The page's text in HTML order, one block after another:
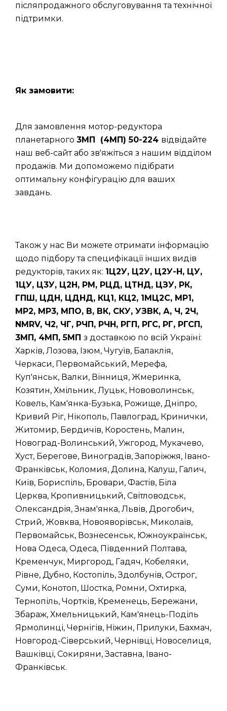
післяпродажного обслуговування та технічної
підтримки.
Як замовити:
Для замовлення мотор-редуктора
планетарного 3МП (4МП) 50-224 відвідайте
наш веб-сайт або зв'яжіться з нашим відділом
продажів. Ми допоможемо підібрати
оптимальну конфігурацію для ваших
завдань.
Також у нас Ви можете отримати інформацію
щодо підбору та специфікації інших видів
редукторів, таких як: 1Ц2У, Ц2У, Ц2У-Н, ЦУ,
1ЦУ, Ц3У, Ц2Н, РМ, РЦД, ЦТНД, ЦЗУ, РК,
ГПШ, ЦДН, ЦДНД, КЦ1, КЦ2, 1МЦ2С, МР1,
МР2, МР3, МПО, В, ВК, СКУ, УЗВК, А, Ч, 2Ч,
NMRV, Ч2, ЧГ, РЧП, РЧН, РГП, РГС, РГ, РГСП,
3МП, 4МП, 5МП з доставкою по всій Україні:
Харків, Лозова, Ізюм, Чугуїв, Балаклія,
Черкаси, Первомайський, Мерефа,
Куп'янськ, Валки, Вінниця, Жмеринка,
Козятин, Хмільник, Луцьк, Нововолинськ,
Ковель, Кам'янка-Бузька, Рожище, Дніпро,
Кривий Ріг, Нікополь, Павлоград, Кринички,
Житомир, Бердичів, Коростень, Малин,
Новоград-Волинський, Ужгород, Мукачево,
Хуст, Берегове, Виноградів, Запоріжжя, Івано-
Франківськ, Коломия, Долина, Калуш, Галич,
Київ, Бориспіль, Бровари, Фастів, Біла
Церква, Кропивницький, Світловодськ,
Олександрія, Знам'янка, Львів, Дрогобич,
Стрий, Жовква, Новояворівськ, Миколаїв,
Первомайськ, Вознесенськ, Южноукраїнськ,
Нова Одеса, Одеса, Південний Полтава,
Кременчук, Миргород, Гадяч, Кобеляки,
Рівне, Дубно, Костопіль, Здолбунів, Острог,
Суми, Конотоп, Шостка, Ромни, Охтирка,
Тернопіль, Чортків, Кременець, Бережани,
Збараж, Хмельницький, Кам'янець-Поділь
Ярмолинці, Чернігів, Ніжин, Прилуки, Бахмач,
Новгород-Сіверський, Чернівці, Новоселиця,
Вашківці, Сокиряни, Заставна, Івано-
Франківськ.